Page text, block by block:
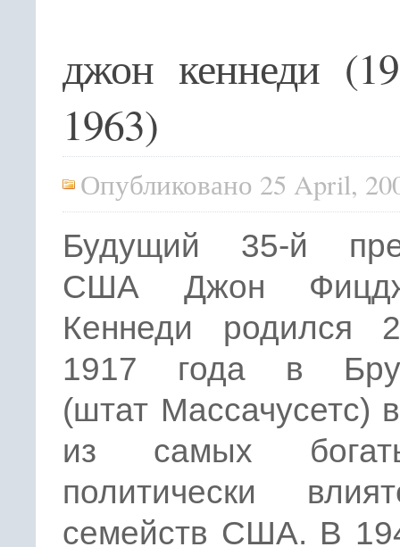
джон кеннеди
1963)
Опубликовано 25 April,
Будущий 35-й
США Джон
Кеннеди родился
1917 года в
(штат Массачусетс)
из самых
политически
семейств США. В